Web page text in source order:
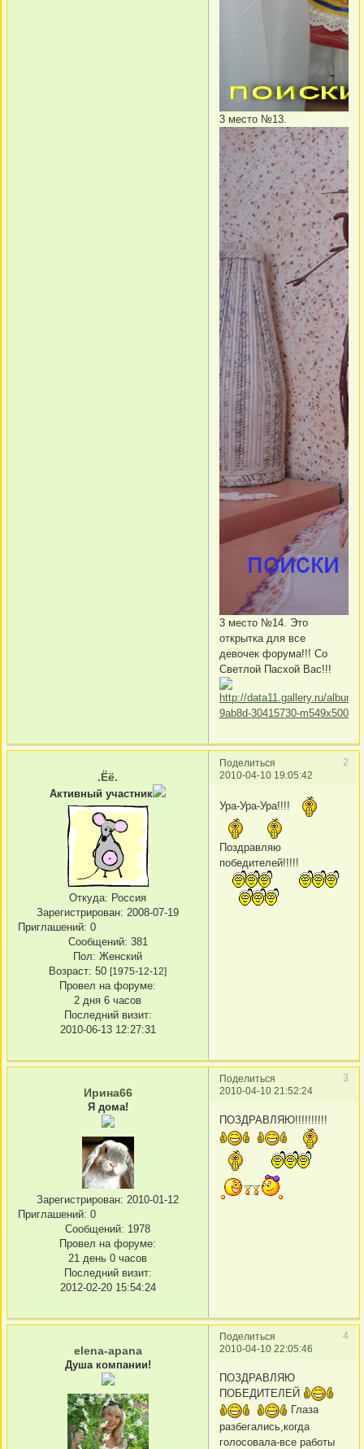
3 место №13.
3 место №14. Это
открытка для все
девочек форума!!! Со
Светлой Пасхой Вас!!!
Поделиться
2
2010-04-10 19:05:42
.Ёё.
Активный участник
Откуда: Россия
Зарегистрирован: 2008-07-19
Приглашений: 0
Сообщений: 381
Пол: Женский
Возраст: 50 [1975-12-12]
Провел на форуме:
2 дня 6 часов
Последний визит:
2010-06-13 12:27:31
Ура-Ура-Ура!!!!
Поздравляю
победителей!!!!!
Поделиться
3
2010-04-10 21:52:24
Ирина66
Я дома!
Зарегистрирован: 2010-01-12
Приглашений: 0
Сообщений: 1978
Провел на форуме:
21 день 0 часов
Последний визит:
2012-02-20 15:54:24
ПОЗДРАВЛЯЮ!!!!!!!!!!
Поделиться
4
2010-04-10 22:05:46
elena-apana
Душа компании!
ПОЗДРАВЛЯЮ
ПОБЕДИТЕЛЕЙ
Глаза
разбегались,когда
голосовала-все работы